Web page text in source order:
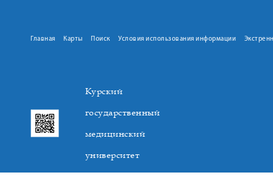
Главная Карты Поиск Условия использования информации
Курский
государственный
медицинский
университет